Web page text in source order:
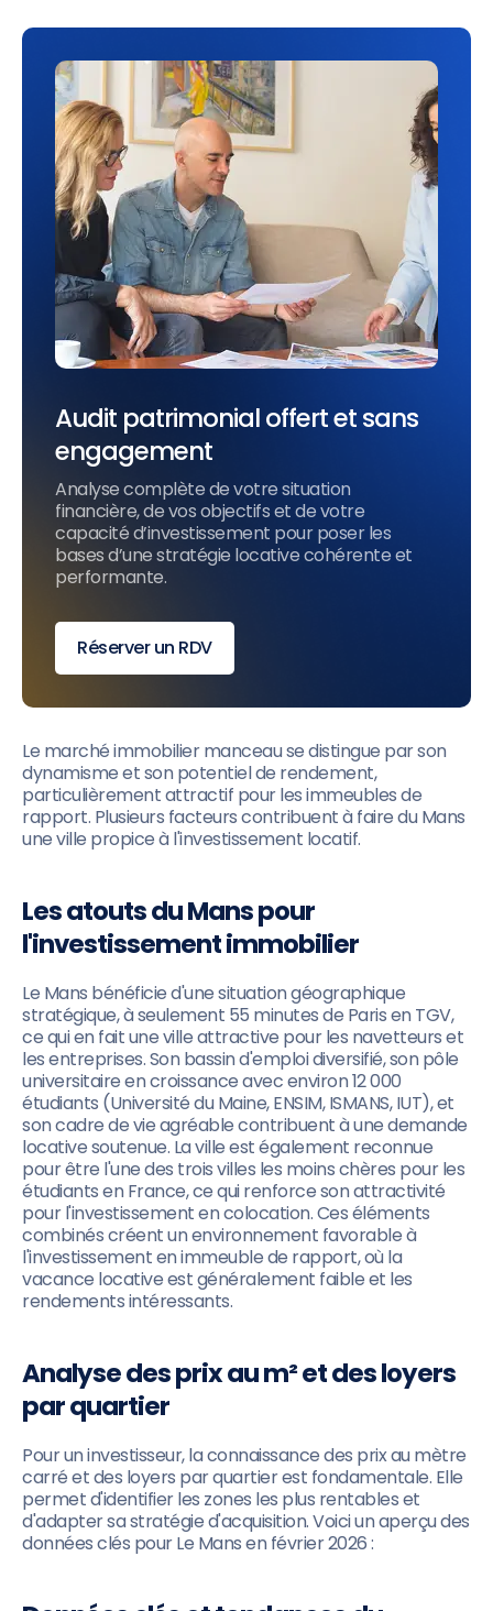
Audit patrimonial offert et sans
engagement
Analyse complète de votre situation
financière, de vos objectifs et de votre
capacité d’investissement pour poser les
bases d’une stratégie locative cohérente et
performante.
Réserver un RDV
Le marché immobilier manceau se distingue par son
dynamisme et son potentiel de rendement,
particulièrement attractif pour les immeubles de
rapport. Plusieurs facteurs contribuent à faire du Mans
une ville propice à l'investissement locatif.
Les atouts du Mans pour
l'investissement immobilier
Le Mans bénéficie d'une situation géographique
stratégique, à seulement 55 minutes de Paris en TGV,
ce qui en fait une ville attractive pour les navetteurs et
les entreprises. Son bassin d'emploi diversifié, son pôle
universitaire en croissance avec environ 12 000
étudiants (Université du Maine, ENSIM, ISMANS, IUT), et
son cadre de vie agréable contribuent à une demande
locative soutenue. La ville est également reconnue
pour être l'une des trois villes les moins chères pour les
étudiants en France, ce qui renforce son attractivité
pour l'investissement en colocation. Ces éléments
combinés créent un environnement favorable à
l'investissement en immeuble de rapport, où la
vacance locative est généralement faible et les
rendements intéressants.
Analyse des prix au m² et des loyers
par quartier
Pour un investisseur, la connaissance des prix au mètre
carré et des loyers par quartier est fondamentale. Elle
permet d'identifier les zones les plus rentables et
d'adapter sa stratégie d'acquisition. Voici un aperçu des
données clés pour Le Mans en février 2026 :